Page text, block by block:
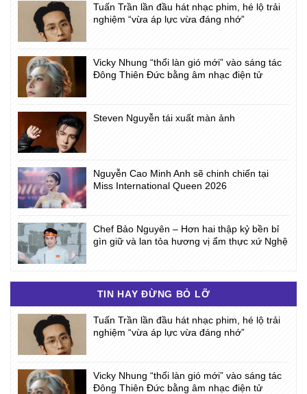
Tuấn Trần lần đầu hát nhạc phim, hé lộ trải
nghiệm “vừa áp lực vừa đáng nhớ”
Vicky Nhung “thổi làn gió mới” vào sáng tác
Đông Thiên Đức bằng âm nhạc điện tử
Steven Nguyễn tái xuất màn ảnh
Nguyễn Cao Minh Anh sẽ chinh chiến tại
Miss International Queen 2026
Chef Bảo Nguyên – Hơn hai thập kỷ bền bỉ
gìn giữ và lan tỏa hương vị ẩm thực xứ Nghệ
TIN HAY ĐỪNG BỎ LỠ
Tuấn Trần lần đầu hát nhạc phim, hé lộ trải
nghiệm “vừa áp lực vừa đáng nhớ”
Vicky Nhung “thổi làn gió mới” vào sáng tác
Đông Thiên Đức bằng âm nhạc điện tử